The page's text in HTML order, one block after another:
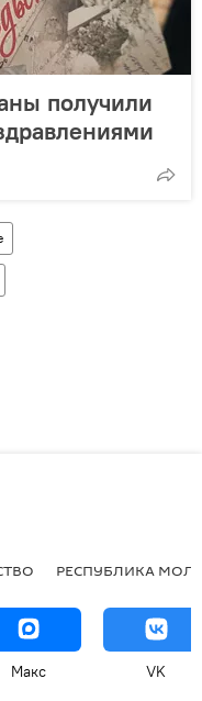
получили
РЕСПУБЛИКА
Макс VK